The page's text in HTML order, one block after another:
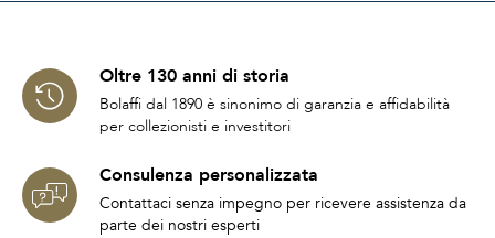
Oltre 130 anni di storia
Bolaffi dal 1890 è sinonimo di garanzia e affidabilità
per collezionisti e investitori
Consulenza personalizzata
Contattaci senza impegno per ricevere assistenza da
parte dei nostri esperti